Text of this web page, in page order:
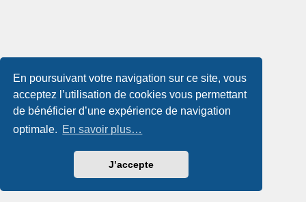
En poursuivant votre navigation sur ce site, vous
acceptez l’utilisation de cookies vous permettant
de bénéficier d’une expérience de navigation
optimale. En savoir plus…
J’accepte